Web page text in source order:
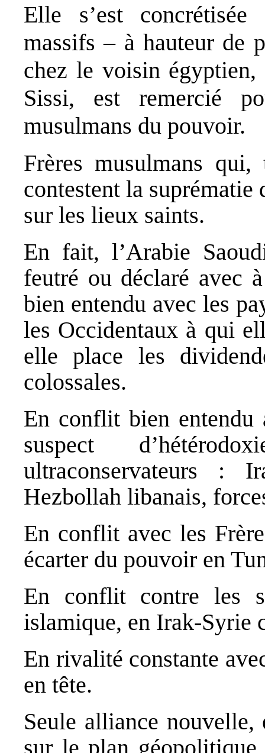
Elle s’est concrétisée
massifs – à hauteur de
chez le voisin
Sissi, est remercié
musulmans du pouvoir.
Frères musulmans
contestent la
sur les lieux saints.
En fait, l’Arabie
feutré ou déclaré avec
bien entendu avec les
les Occidentaux à qui
elle place les
colossales.
En conflit bien
suspect
ultraconservateurs :
Hezbollah libanais,
En conflit avec les
écarter du pouvoir en
En conflit contre les
islamique, en Irak-Syrie
En rivalité constante
en tête.
Seule alliance
sur le plan